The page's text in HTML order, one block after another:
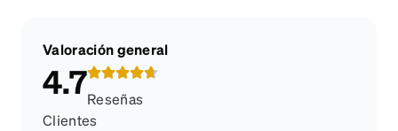
Valoración general
4.7Reseñas
Clientes